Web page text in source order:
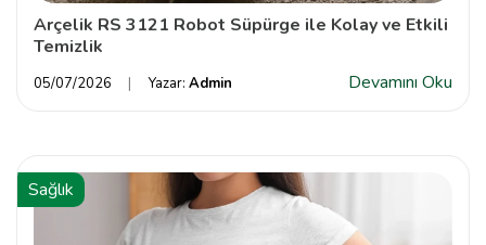
Arçelik RS 3121 Robot Süpürge ile Kolay ve Etkili
Temizlik
05/07/2026 Yazar: Admin Devamını Oku
Sağlık